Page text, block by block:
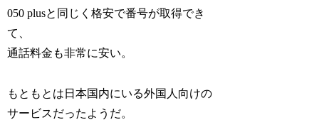
050 plusと同じく格安で番号が取得でき
て、
通話料金も非常に安い。
もともとは日本国内にいる外国人向けの
サービスだったようだ。